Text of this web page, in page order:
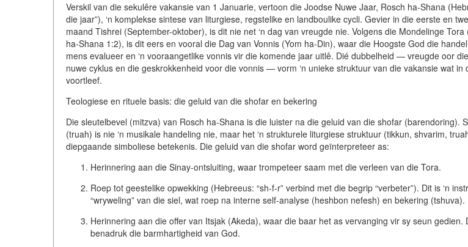
Verskil van die sekulêre vakansie van 1 Januarie, vertoon die Joodse Nuwe Jaar, Rosch ha-Shana
die jaar”), ‘n komplekse sintese van liturgiese, regstelike en landboulike cycli. Gevier in die eerste en
maand Tishrei (September-oktober), is dit nie net ‘n dag van vreugde nie. Volgens die Mondelinge Tora
ha-Shana 1:2), is dit eers en vooral die Dag van Vonnis (Yom ha-Din), waar die Hoogste God die
mens evalueer en ‘n vooraangetlike vonnis vir die komende jaar uitlê. Dié dubbelheid — vreugde oor
nuwe cyklus en die geskrokkenheid voor die vonnis — vorm ‘n unieke struktuur van die vakansie wat in
voortleef.
Teologiese en rituele basis: die geluid van die shofar en bekering
Die sleutelbevel (mitzva) van Rosch ha-Shana is die luister na die geluid van die shofar (barendoring).
(truah) is nie ‘n musikale handeling nie, maar het ‘n strukturele liturgiese struktuur (tikkun, shvarim,
diepgaande simboliese betekenis. Die geluid van die shofar word geïnterpreteer as:
Herinnering aan die Sinay-ontsluiting, waar trompeteer saam met die verleen van die Tora.
Roep tot geestelike opwekking (Hebreeus: “sh-f-r” verbind met die begrip “verbeter”). Dit is ‘n
“wryweling” van die siel, wat roep na interne self-analyse (heshbon nefesh) en bekering (tshuva).
Herinnering aan die offer van Itsjak (Akeda), waar die baar het as vervanging vir sy seun gedien.
benadruk die barmhartigheid van God.